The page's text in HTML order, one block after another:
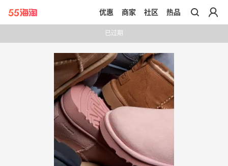
带你去官网买正品
优惠 商家 社区 热品
已过期